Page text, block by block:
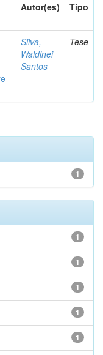
Autor(es) Tipo
Silva,
Waldinei
Santos
Tese
1
1
1
1
1
1